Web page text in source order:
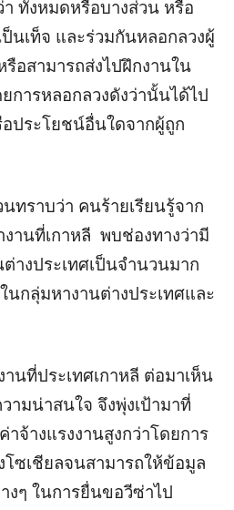
ทั้งหมดหรือบางส่วน หรือ
นเท็จ และร่วมกันหลอกลวงผู้
อสามารถส่งไปฝึกงานใน
การหลอกลวงดังว่านั้นได้ไป
ประโยชน์อื่นใดจากผู้ถูก
ทราบว่า คนร้ายเรียนรู้จาก
านที่เกาหลี พบช่องทางว่ามี
างประเทศเป็นจำนวนมาก
นกลุ่มหางานต่างประเทศและ
านที่ประเทศเกาหลี ต่อมาเห็น
ามน่าสนใจ จึงพุ่งเป้ามาที่
จ้างแรงงานสูงกว่าโดยการ
ซเชียลจนสามารถให้ข้อมูล
งๆ ในการยื่นขอวีซ่าไป